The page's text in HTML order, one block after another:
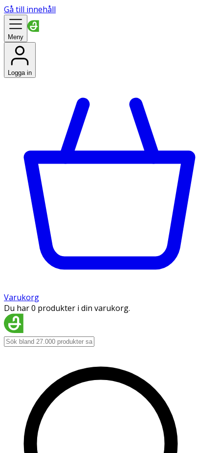
Gå till innehåll
Meny
Logga in
Varukorg
Du har 0 produkter i din varukorg.